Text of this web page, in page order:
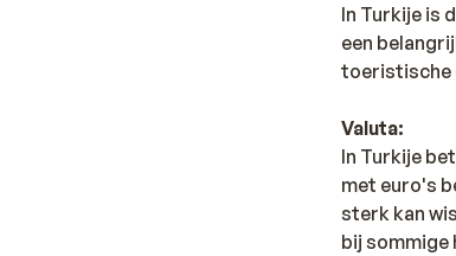
In Turkije is
een
toeristische
Valuta:
In Turkije
met euro's
sterk kan
bij sommige